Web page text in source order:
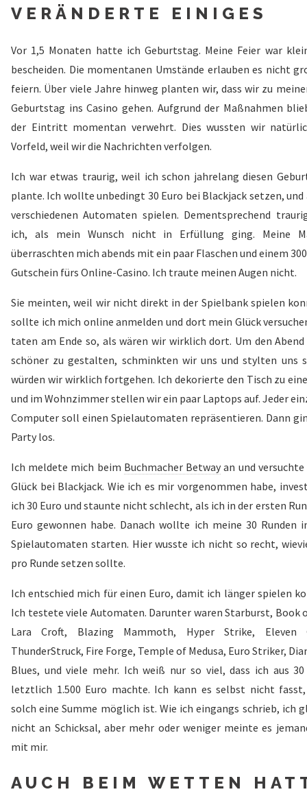
VERÄNDERTE EINIGES
Vor 1,5 Monaten hatte ich Geburtstag. Meine Feier war
bescheiden. Die momentanen Umstände erlauben es nicht
feiern. Über viele Jahre hinweg planten wir, dass wir zu
Geburtstag ins Casino gehen. Aufgrund der Maßnahmen
der Eintritt momentan verwehrt. Dies wussten wir
Vorfeld, weil wir die Nachrichten verfolgen.
Ich war etwas traurig, weil ich schon jahrelang diesen
plante. Ich wollte unbedingt 30 Euro bei Blackjack setzen, und
verschiedenen Automaten spielen. Dementsprechend
ich, als mein Wunsch nicht in Erfüllung ging. Meine
überraschten mich abends mit ein paar Flaschen und einem
Gutschein fürs Online-Casino. Ich traute meinen Augen nicht.
Sie meinten, weil wir nicht direkt in der Spielbank spielen
sollte ich mich online anmelden und dort mein Glück
taten am Ende so, als wären wir wirklich dort. Um den
schöner zu gestalten, schminkten wir uns und stylten uns
würden wir wirklich fortgehen. Ich dekorierte den Tisch zu
und im Wohnzimmer stellen wir ein paar Laptops auf. Jeder
Computer soll einen Spielautomaten repräsentieren. Dann
Party los.
Ich meldete mich beim Buchmacher Betway an und
Glück bei Blackjack. Wie ich es mir vorgenommen habe,
ich 30 Euro und staunte nicht schlecht, als ich in der ersten
Euro gewonnen habe. Danach wollte ich meine 30 Runden
Spielautomaten starten. Hier wusste ich nicht so recht,
pro Runde setzen sollte.
Ich entschied mich für einen Euro, damit ich länger spielen
Ich testete viele Automaten. Darunter waren Starburst, Book
Lara Croft, Blazing Mammoth, Hyper Strike, Eleven
ThunderStruck, Fire Forge, Temple of Medusa, Euro Striker,
Blues, und viele mehr. Ich weiß nur so viel, dass ich aus 30
letztlich 1.500 Euro machte. Ich kann es selbst nicht fasst,
solch eine Summe möglich ist. Wie ich eingangs schrieb, ich
nicht an Schicksal, aber mehr oder weniger meinte es
mit mir.
AUCH BEIM WETTEN